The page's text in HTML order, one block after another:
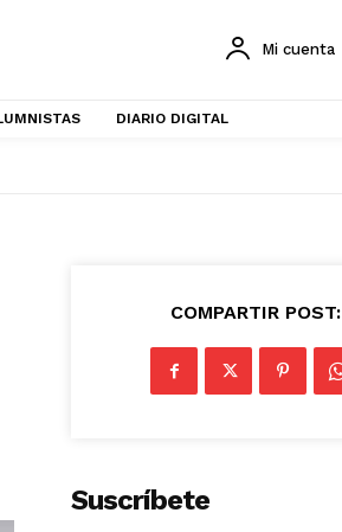
Mi cuenta
DIARIO DIGITAL
COMPARTIR POST:
Suscríbete